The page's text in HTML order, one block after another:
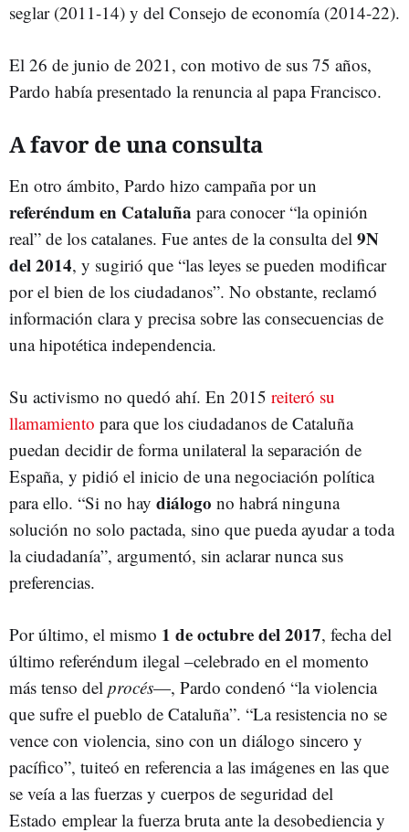
seglar (2011-14) y del Consejo de economía (2014-22).
El 26 de junio de 2021, con motivo de sus 75 años,
Pardo había presentado la renuncia al papa Francisco.
A favor de una consulta
En otro ámbito, Pardo hizo campaña por un
referéndum en Cataluña para conocer “la opinión
real” de los catalanes. Fue antes de la consulta del 9N
del 2014, y sugirió que “las leyes se pueden modificar
por el bien de los ciudadanos”. No obstante, reclamó
información clara y precisa sobre las consecuencias de
una hipotética independencia.
Su activismo no quedó ahí. En 2015 reiteró su
llamamiento para que los ciudadanos de Cataluña
puedan decidir de forma unilateral la separación de
España, y pidió el inicio de una negociación política
para ello. “Si no hay diálogo no habrá ninguna
solución no solo pactada, sino que pueda ayudar a toda
la ciudadanía”, argumentó, sin aclarar nunca sus
preferencias.
Por último, el mismo 1 de octubre del 2017, fecha del
último referéndum ilegal –celebrado en el momento
más tenso del procés—, Pardo condenó “la violencia
que sufre el pueblo de Cataluña”. “La resistencia no se
vence con violencia, sino con un diálogo sincero y
pacífico”, tuiteó en referencia a las imágenes en las que
se veía a las fuerzas y cuerpos de seguridad del
Estado emplear la fuerza bruta ante la desobediencia y